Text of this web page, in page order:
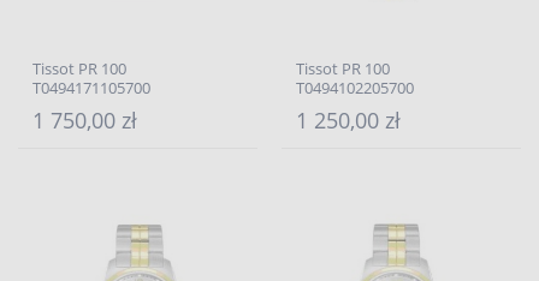
Tissot PR 100
T0494171105700
1 750,00 zł
Tissot PR 100
T0494102205700
1 250,00 zł